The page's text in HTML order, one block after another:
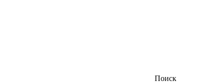
Поиск